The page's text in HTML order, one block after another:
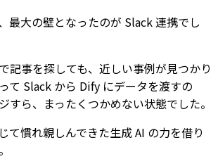
最大の壁となったのが Slack 連携でし
記事を探しても、近しい事例が見つかり
て Slack から Dify にデータを渡すの
すら、まったくつかめない状態でした。
て慣れ親しんできた生成 AI の力を借り